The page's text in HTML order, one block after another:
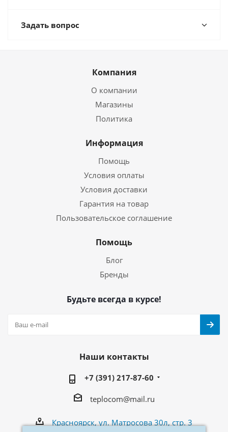
Задать вопрос
Компания
О компании
Магазины
Политика
Информация
Помощь
Условия оплаты
Условия доставки
Гарантия на товар
Пользовательское соглашение
Помощь
Блог
Бренды
Будьте всегда в курсе!
Наши контакты
+7 (391) 217-87-60
teplocom@mail.ru
Красноярск, ул. Матросова 30л, стр. 3